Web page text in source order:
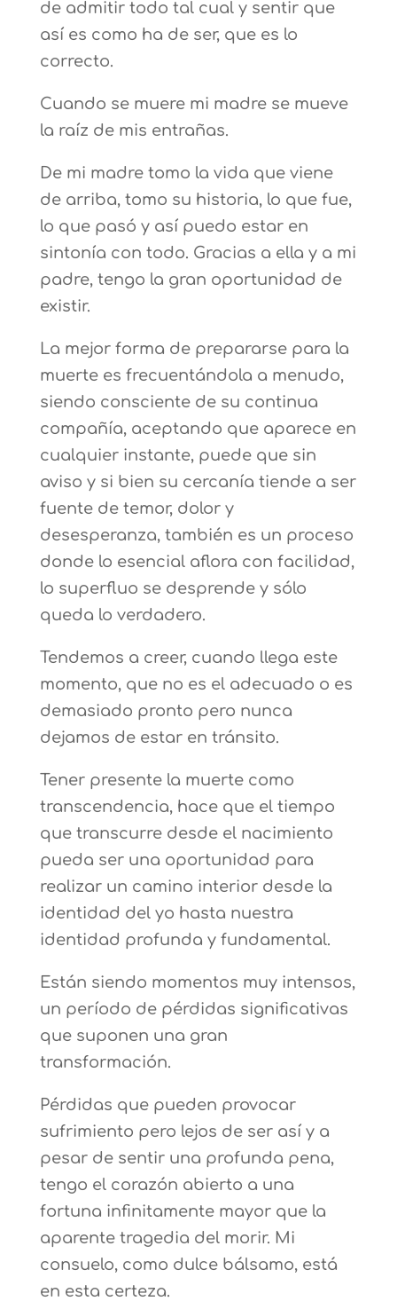
de admitir todo tal cual y sentir que
así es como ha de ser, que es lo
correcto.
Cuando se muere mi madre se mueve
la raíz de mis entrañas.
De mi madre tomo la vida que viene
de arriba, tomo su historia, lo que fue,
lo que pasó y así puedo estar en
sintonía con todo. Gracias a ella y a mi
padre, tengo la gran oportunidad de
existir.
La mejor forma de prepararse para la
muerte es frecuentándola a menudo,
siendo consciente de su continua
compañía, aceptando que aparece en
cualquier instante, puede que sin
aviso y si bien su cercanía tiende a ser
fuente de temor, dolor y
desesperanza, también es un proceso
donde lo esencial aflora con facilidad,
lo superfluo se desprende y sólo
queda lo verdadero.
Tendemos a creer, cuando llega este
momento, que no es el adecuado o es
demasiado pronto pero nunca
dejamos de estar en tránsito.
Tener presente la muerte como
transcendencia, hace que el tiempo
que transcurre desde el nacimiento
pueda ser una oportunidad para
realizar un camino interior desde la
identidad del yo hasta nuestra
identidad profunda y fundamental.
Están siendo momentos muy intensos,
un período de pérdidas significativas
que suponen una gran
transformación.
Pérdidas que pueden provocar
sufrimiento pero lejos de ser así y a
pesar de sentir una profunda pena,
tengo el corazón abierto a una
fortuna infinitamente mayor que la
aparente tragedia del morir. Mi
consuelo, como dulce bálsamo, está
en esta certeza.